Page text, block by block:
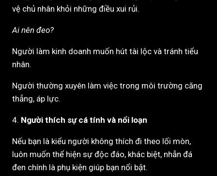
vệ chủ nhân khỏi những điều xui rủi.
Ai nên đeo?
Người làm kinh doanh muốn hút tài lộc và tránh tiểu
nhân.
Người thường xuyên làm việc trong môi trường căng
thẳng, áp lực.
4. Người thích sự cá tính và nổi loạn
Nếu bạn là kiểu người không thích đi theo lối mòn,
luôn muốn thể hiện sự độc đáo, khác biệt, nhẫn đá
đen chính là phụ kiện giúp bạn nổi bật.